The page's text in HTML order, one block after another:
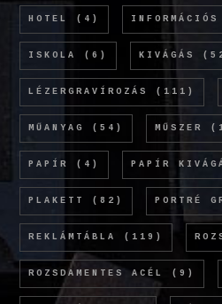
HOTEL (4)
ISKOLA (6) KIVÁGÁS
LÉZERGRAVÍROZÁS (111)
MŰANYAG (54) MŰSZER
PAPÍR (4) PAPÍR
PLAKETT (82) PORTRÉ
REKLÁMTÁBLA (119)
ROZSDAMENTES ACÉL (9)